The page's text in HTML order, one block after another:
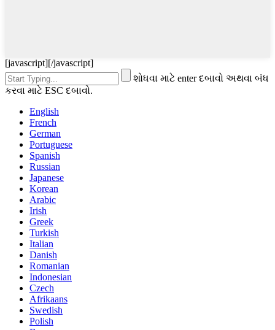
[javascript][/javascript]
શોધવા માટે enter દબાવો અથવા બંધ
કરવા માટે ESC દબાવો.
English
French
German
Portuguese
Spanish
Russian
Japanese
Korean
Arabic
Irish
Greek
Turkish
Italian
Danish
Romanian
Indonesian
Czech
Afrikaans
Swedish
Polish